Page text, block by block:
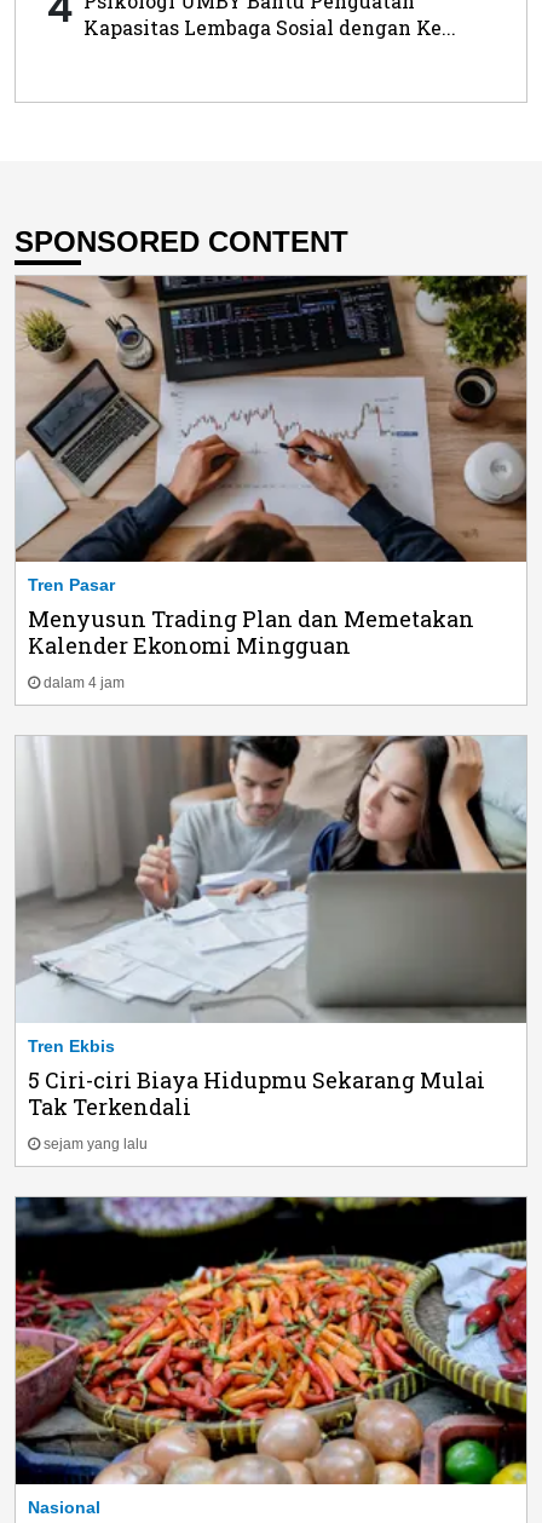
Kapasitas Lembaga Sosial dengan Ke...
SPONSORED CONTENT
Tren Pasar
Menyusun Trading Plan dan Memetakan
Kalender Ekonomi Mingguan
dalam 4 jam
Tren Ekbis
5 Ciri-ciri Biaya Hidupmu Sekarang Mulai
Tak Terkendali
sejam yang lalu
Nasional